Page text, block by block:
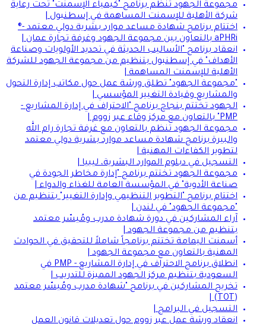
مجموعة الجهود تنظم برنامج "كيمياء الإسمنت" تحت رعاية
شركة الأهلية للإسمنت المساهمة في إسطنبول |
اختتام برنامج شهادة مساعد موارد بشرية دولي معتمد -®
aPHRi بالتعاون بين مجموعة الجهود وغرفة تجارة عمان |
انعقاد برنامج "الأساليب الحديثة في تحديد الأولويات وصناعة
الأهداف" في إسطنبول بتنظيم من مجموعة الجهود للشركة
الأهلية للإسمنت المساهمة |
"مجموعة الجهود" تطلق ورشة عمل حول مكاتب إدارة التحول
والمشاريع وقيادة التغيير المؤسسي |
الجهود تختتم بنجاح برنامج "الاحتراف في إدارة المشاريع -
PMP" بالتعاون مع مركز وقاء عبر زووم |
مجموعة الجهود تنظم بالتعاون مع غرفة تجارة رام الله
والبيرة برنامج شهادة مساعد موارد بشرية دولي معتمد
لتطوير الكفاءات المهنية |
التسجيل في دبلوم الموارد البشرية، ليبيا |
مجموعة الجهود تختتم برنامج "إدارة مخاطر الجودة في
صناعة الأدوية" في المؤسسة العامة للغذاء والدواء |
اختتام برنامج "التطوير التنظيمي وإدارة التغيير" بتنظيم من
"مجموعة الجهود" في لندن |
آراء المشاركين في دورة شهادة مدرب ومُيسّر معتمد
بتنظيم من مجموعة الجهود |
أسمنت اليمامة تختتم برنامجاً شاملاً للتحقيق في الحوادث
المهنية بالتعاون مع مجموعة الجهود |
انطلاق برنامج الاحتراف في إدارة المشاريع - PMP في
السعودية بتنظيم مركز الجهود المميزة للتدريب |
تخريج المشاركين في برنامج "شهادة مدرب ومُيسّر معتمد
(TOT) |
التسجيل في البرامج |
انعقاد ورشة عمل عبر زووم حول تعديلات قانون العمل